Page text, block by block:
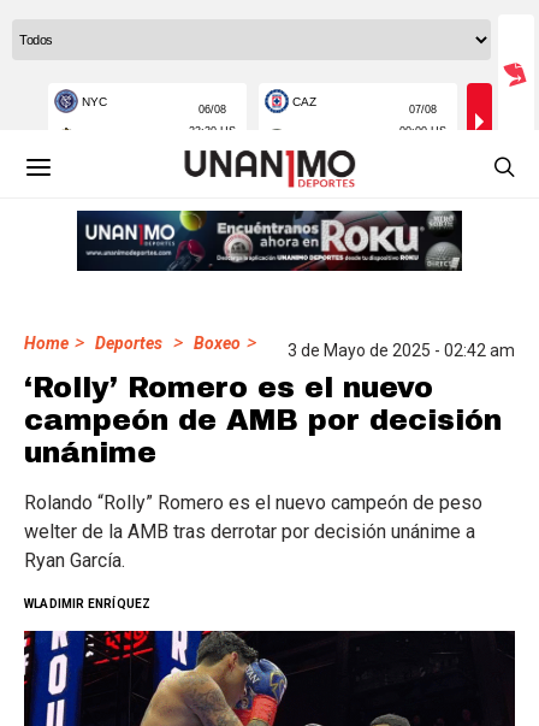
Home > Deportes > Boxeo > 3 de Mayo de 2025 - 02:42 am
‘Rolly’ Romero es el nuevo
campeón de AMB por decisión
unánime
Rolando “Rolly” Romero es el nuevo campeón de peso
welter de la AMB tras derrotar por decisión unánime a
Ryan García.
WLADIMIR ENRÍQUEZ